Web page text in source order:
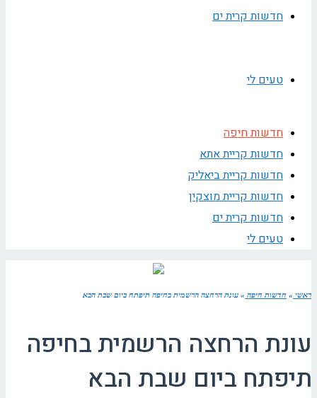
חדשות קרית ים
טעים לי
חדשות חיפה
חדשות קריית אתא
חדשות קריית ביאליק
חדשות קריית מוצקין
חדשות קרית ים
טעים לי
ראשי » חדשות חיפה » עונת הרחצה הרשמית בחיפה תיפתח ביום שבת הבא
עונת הרחצה הרשמית בחיפה
תיפתח ביום שבת הבא